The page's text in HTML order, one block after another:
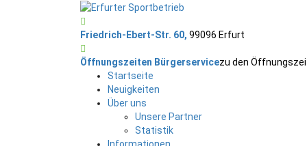
Friedrich-Ebert-Str. 60, 99096 Erfurt
Öffnungszeiten Bürgerservicezu den
Startseite
Neuigkeiten
Über uns
Unsere Partner
Statistik